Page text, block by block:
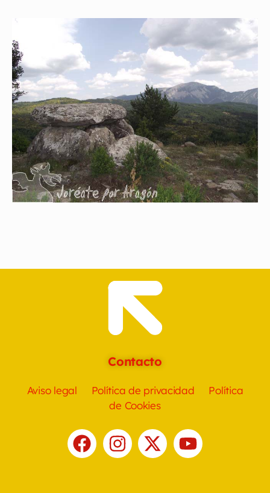
Contacto
Aviso legal Política de privacidad
Política
de Cookies